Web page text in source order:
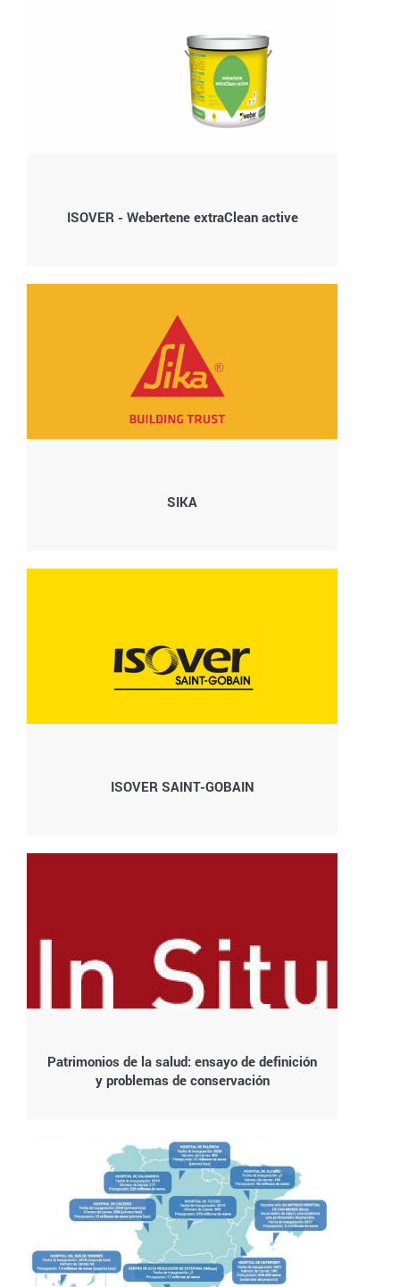
ISOVER - Webertene extraClean active
SIKA
ISOVER SAINT-GOBAIN
Patrimonios de la salud: ensayo de definición
y problemas de conservación